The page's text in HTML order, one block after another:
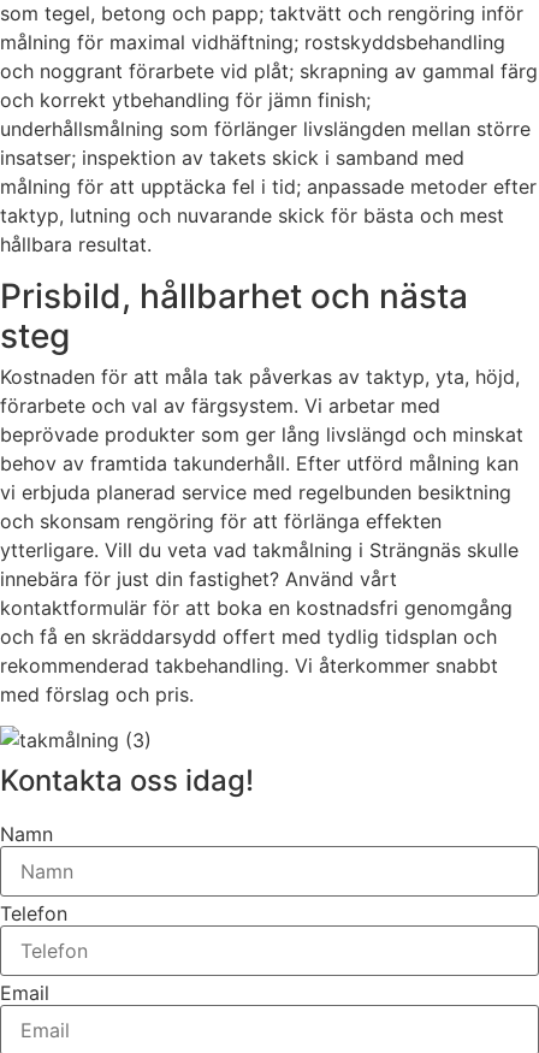
som tegel, betong och papp; taktvätt och rengöring inför
målning för maximal vidhäftning; rostskyddsbehandling
och noggrant förarbete vid plåt; skrapning av gammal färg
och korrekt ytbehandling för jämn finish;
underhållsmålning som förlänger livslängden mellan större
insatser; inspektion av takets skick i samband med
målning för att upptäcka fel i tid; anpassade metoder efter
taktyp, lutning och nuvarande skick för bästa och mest
hållbara resultat.
Prisbild, hållbarhet och nästa
steg
Kostnaden för att måla tak påverkas av taktyp, yta, höjd,
förarbete och val av färgsystem. Vi arbetar med
beprövade produkter som ger lång livslängd och minskat
behov av framtida takunderhåll. Efter utförd målning kan
vi erbjuda planerad service med regelbunden besiktning
och skonsam rengöring för att förlänga effekten
ytterligare. Vill du veta vad takmålning i Strängnäs skulle
innebära för just din fastighet? Använd vårt
kontaktformulär för att boka en kostnadsfri genomgång
och få en skräddarsydd offert med tydlig tidsplan och
rekommenderad takbehandling. Vi återkommer snabbt
med förslag och pris.
Kontakta oss idag!
Namn
Telefon
Email